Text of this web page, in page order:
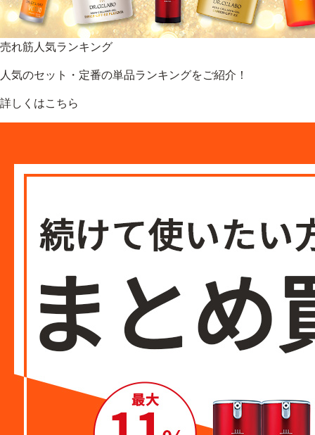
売れ筋人気ランキング
人気のセット・定番の単品ランキングをご紹介！
詳しくはこちら